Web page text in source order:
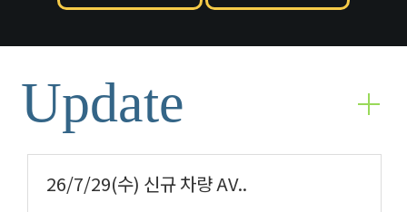
Update
26/7/29(수) 신규 차량 AV..